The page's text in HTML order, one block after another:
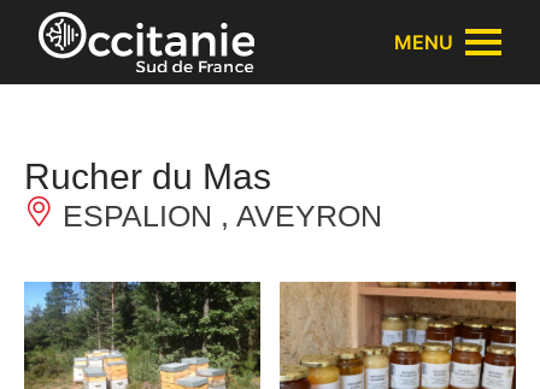
Panneau de gestion des cookies
MENU
Rucher du Mas
ESPALION , AVEYRON